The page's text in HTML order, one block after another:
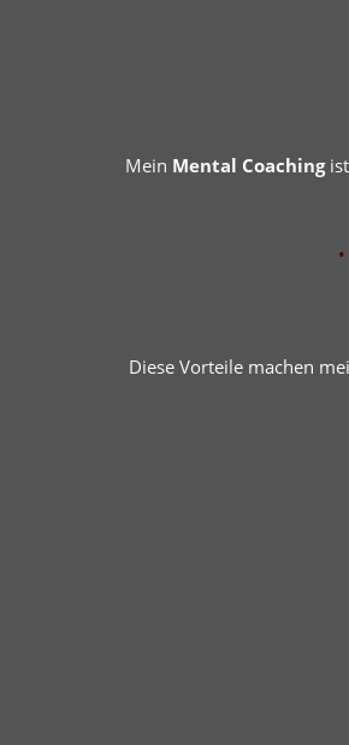
Mein Mental Coachingist
Diese Vorteile machen